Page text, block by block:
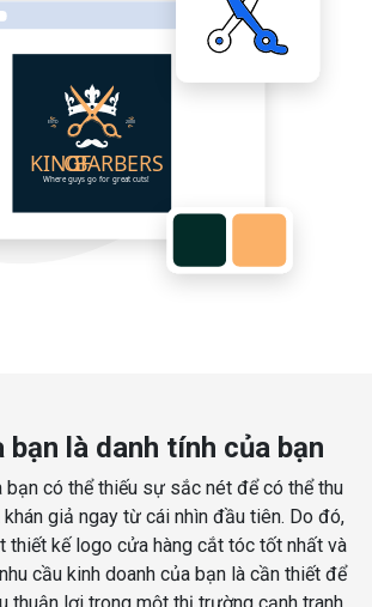
bạn là danh tính của bạn
bạn có thể thiếu sự sắc nét để có thể thu
giả ngay từ cái nhìn đầu tiên. Do đó,
thiết kế logo cửa hàng cắt tóc tốt nhất và
cầu kinh doanh của bạn là cần thiết để